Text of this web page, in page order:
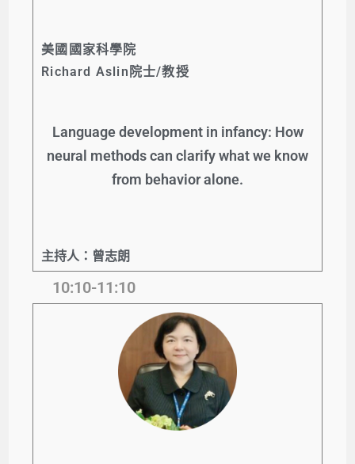
美國國家科學院
Richard Aslin院士/教授
Language development in infancy: How
neural methods can clarify what we know
from behavior alone.
主持人：曾志朗
10:10-11:10